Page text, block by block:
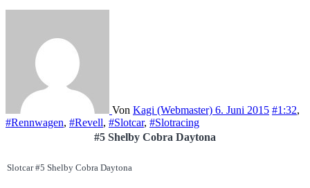
Von Kagi (Webmaster) 6. Juni 2015 #1:32,
#Rennwagen, #Revell, #Slotcar, #Slotracing
#5 Shelby Cobra Daytona
Slotcar #5 Shelby Cobra Daytona